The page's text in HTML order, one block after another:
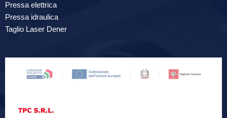
Pressa elettrica
Pressa idraulica
Taglio Laser Dener